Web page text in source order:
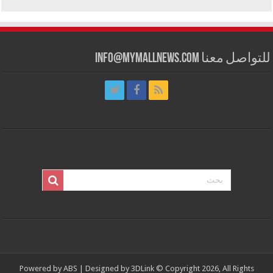
للتواصل معنا info@mymallnews.com
Powered by ABS | Designed by 3DLink© Copyright 2026, All Rights